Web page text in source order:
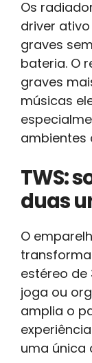
Os
driver
graves
bateria. O
graves
músicas
ambientes
TWS:
duas
O
estéreo de
joga ou
amplia o
uma única